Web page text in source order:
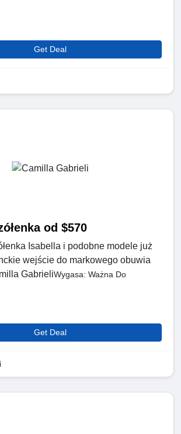
Get Deal
od $570
Isabella i podobne modele już
wejście do markowego obuwia
GabrieliWygasa: Ważna Do
Get Deal